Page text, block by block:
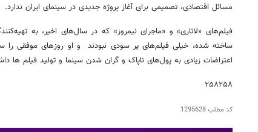
مسائل اقتصادی، تصمیمی برای آغاز پروژه جدیدی در سینمای ایران ندارد.
فیلم‌های «لاتاری» و «ماجرای نیمروز» که در سال‌های اخیر، به
ساخته شده، خیلی فیلم‌های پر سودی نبودند و او روزهای موفقی
اعتراضات زیادی به پول‌های ناپاک و گران شدن سینما و تولید فیلم ها
۲۵۸۲۵۸
کد مطلب1295628